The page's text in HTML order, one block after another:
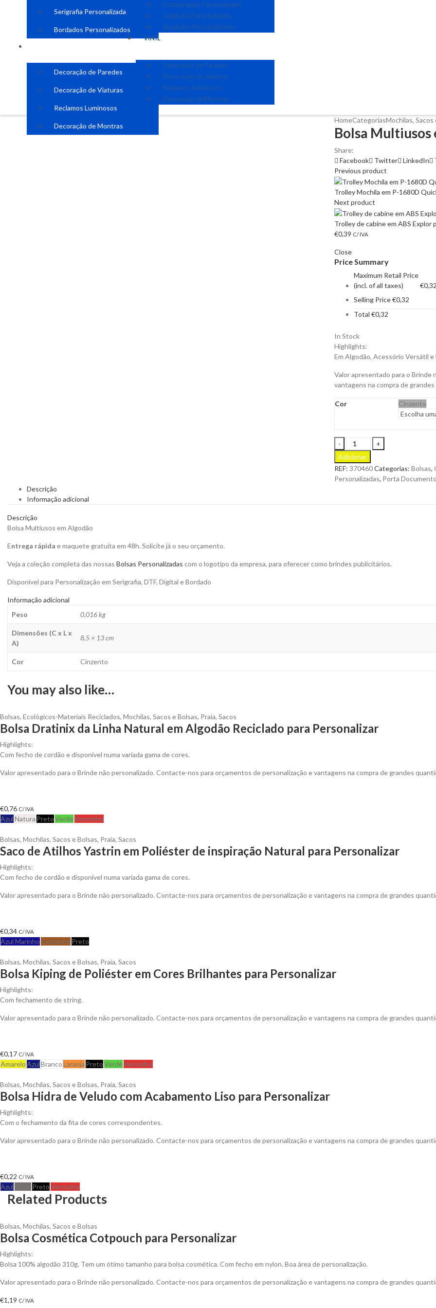
Serigrafia Personalizada
Bordados Personalizados
Decoração de Paredes
Decoração de Viaturas
Reclamos Luminosos
Decoração de Montras
Estampagem Personalizada
Serigrafia Personalizada
Bordados Personalizados
VINIL
Decoração de Paredes
Decoração de Viaturas
Reclamos Luminosos
Decoração de Montras
HomeCategoriasMochilas, Sacos
Bolsa Multiusos
Share:
Facebook
Twitter LinkedIn
Previous product
Trolley Mochila em P-1680D
Next product
Trolley de cabine em ABS Explor
€0,39 C/ IVA
Close
Price Summary
Maximum Retail Price
(incl. of all taxes)
€0,32
Selling Price€0,32
Total €0,32
In Stock
Highlights:
Em Algodão, Acessório Versátil e
Valor apresentado para o Brinde
vantagens na compra de
Cor Cinzento
Bolsa
Multiusos
em
Algodão
para
Adicionar
REF: 370460Categorias: Bolsas,
Personalizadas, Porta
Descrição
Informação adicional
Descrição
Bolsa Multiusos em Algodão
Entrega rápida e maquete gratuita em 48h. Solicite já o seu orçamento.
Veja a coleção completa das nossas Bolsas Personalizadas com o logotipo da empresa, para oferecer como brindes publicitários.
Disponível para Personalização em Serigrafia, DTF, Digital e Bordado
Informação adicional
Peso
0,016 kg
Dimensões (C x L x
A)
8,5 × 13 cm
Cor Cinzento
You may also like…
Bolsas, Ecológicos-Materiais Reciclados, Mochilas, Sacos e Bolsas, Praia, Sacos
Bolsa Dratinix da Linha Natural em Algodão Reciclado para Personalizar
Highlights:
Com fecho de cordão e disponível numa variada gama de cores.
Valor apresentado para o Brinde não personalizado. Contacte-nos para orçamentos de personalização e vantagens na compra de grandes
€0,76 C/ IVA
AzulNatura PretoVerdeVermelho
Bolsas, Mochilas, Sacos e Bolsas, Praia, Sacos
Saco de Atilhos Yastrin em Poliéster de inspiração Natural para Personalizar
Highlights:
Com fecho de cordão e disponível numa variada gama de cores.
Valor apresentado para o Brinde não personalizado. Contacte-nos para orçamentos de personalização e vantagens na compra de grandes
€0,34 C/ IVA
Azul Marinho Castanho Preto
Bolsas, Mochilas, Sacos e Bolsas, Praia, Sacos
Bolsa Kiping de Poliéster em Cores Brilhantes para Personalizar
Highlights:
Com fechamento de string.
Valor apresentado para o Brinde não personalizado. Contacte-nos para orçamentos de personalização e vantagens na compra de grandes
€0,17 C/ IVA
AmareloAzulBrancoLaranja PretoVerdeVermelho
Bolsas, Mochilas, Sacos e Bolsas, Praia, Sacos
Bolsa Hidra de Veludo com Acabamento Liso para Personalizar
Highlights:
Com o fechamento da fita de cores correspondentes.
Valor apresentado para o Brinde não personalizado. Contacte-nos para orçamentos de personalização e vantagens na compra de grandes
€0,22 C/ IVA
Azul PretoVermelho
Related Products
Bolsas, Mochilas, Sacos e Bolsas
Bolsa Cosmética Cotpouch para Personalizar
Highlights:
Bolsa 100% algodão 310g. Tem um ótimo tamanho para bolsa cosmética. Com fecho em nylon. Boa área de personalização.
Valor apresentado para o Brinde não personalizado. Contacte-nos para orçamentos de personalização e vantagens na compra de grandes
€1,19 C/ IVA